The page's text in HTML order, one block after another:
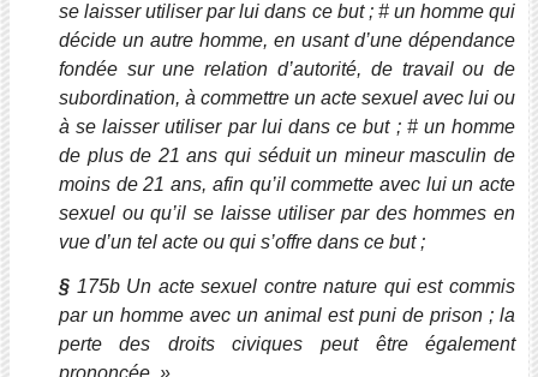
se laisser utiliser par lui dans ce but ; # un homme qui
décide un autre homme, en usant d’une dépendance
fondée sur une relation d’autorité, de travail ou de
subordination, à commettre un acte sexuel avec lui ou
à se laisser utiliser par lui dans ce but ; # un homme
de plus de 21 ans qui séduit un mineur masculin de
moins de 21 ans, afin qu’il commette avec lui un acte
sexuel ou qu’il se laisse utiliser par des hommes en
vue d’un tel acte ou qui s’offre dans ce but ;
§ 175b Un acte sexuel contre nature qui est commis
par un homme avec un animal est puni de prison ; la
perte des droits civiques peut être également
prononcée. »